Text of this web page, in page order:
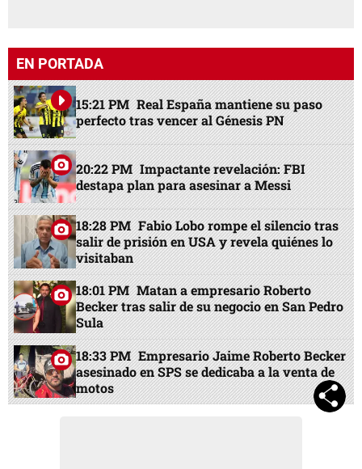
EN PORTADA
15:21 PM Real España mantiene su paso
perfecto tras vencer al Génesis PN
20:22 PM Impactante revelación: FBI
destapa plan para asesinar a Messi
18:28 PM Fabio Lobo rompe el silencio tras
salir de prisión en USA y revela quiénes lo
visitaban
18:01 PM Matan a empresario Roberto
Becker tras salir de su negocio en San Pedro
Sula
18:33 PM Empresario Jaime Roberto Becker
asesinado en SPS se dedicaba a la venta de
motos